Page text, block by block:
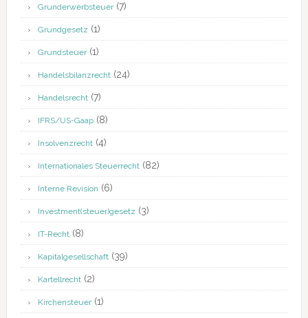
Grunderwerbsteuer(7)
Grundgesetz (1)
Grundsteuer(1)
Handelsbilanzrecht(24)
Handelsrecht(7)
IFRS/US-Gaap(8)
Insolvenzrecht(4)
Internationales Steuerrecht(82)
Interne Revision (6)
Investment(steuer)gesetz (3)
IT-Recht(8)
Kapitalgesellschaft(39)
Kartellrecht(2)
Kirchensteuer(1)